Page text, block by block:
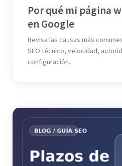
Por qué mi página
en Google
Revisa las causas más
SEO técnico, velocidad,
configuración.